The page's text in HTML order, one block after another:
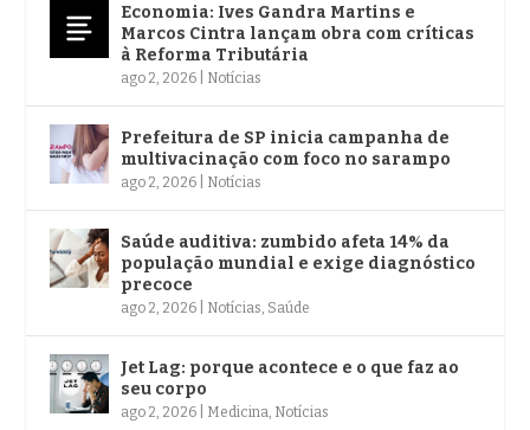
Economia: Ives Gandra Martins e
Marcos Cintra lançam obra com críticas
à Reforma Tributária
ago 2, 2026 Notícias
Prefeitura de SP inicia campanha de
multivacinação com foco no sarampo
ago 2, 2026 Notícias
Saúde auditiva: zumbido afeta 14% da
população mundial e exige diagnóstico
precoce
ago 2, 2026 Notícias Saúde
Jet Lag: porque acontece e o que faz ao
seu corpo
ago 2, 2026 Medicina Notícias